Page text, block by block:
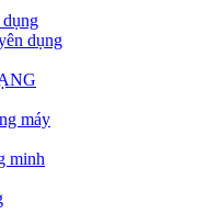
dụng
máy
minh